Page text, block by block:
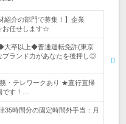
紹介の部門で募集！】企業
お任せします☆
大卒以上◆普通運転免許(東京
ランド力があなたを後押し◎
・テレワークあり ★直行直帰
す！…
35時間分の固定時間外手当：月